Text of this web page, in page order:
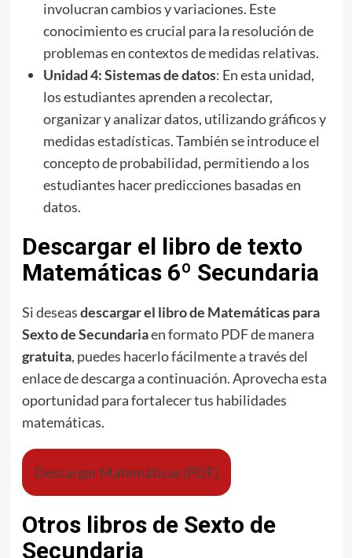
involucran cambios y variaciones. Este
conocimiento es crucial para la resolución de
problemas en contextos de medidas relativas.
Unidad 4: Sistemas de datos: En esta unidad,
los estudiantes aprenden a recolectar,
organizar y analizar datos, utilizando gráficos y
medidas estadísticas. También se introduce el
concepto de probabilidad, permitiendo a los
estudiantes hacer predicciones basadas en
datos.
Descargar el libro de texto
Matemáticas 6º Secundaria
Si deseasdescargar el libro de Matemáticas para
Sexto de Secundariaen formato PDF de manera
gratuita, puedes hacerlo fácilmente a través del
enlace de descarga a continuación. Aprovecha esta
oportunidad para fortalecer tus habilidades
matemáticas.
Descargar Matemáticas (PDF)
Otros libros de Sexto de
Secundaria